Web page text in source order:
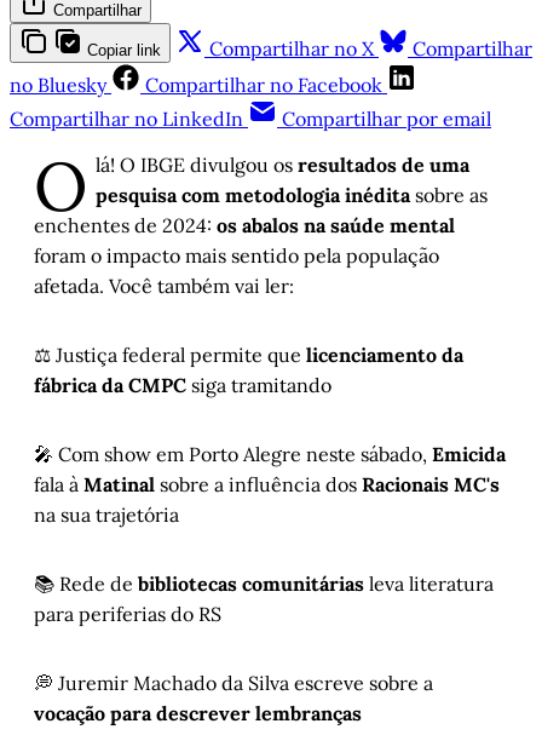
Compartilhar
Copiar link Compartilhar no X
Compartilhar
no Bluesky
Compartilhar no Facebook
Compartilhar no LinkedIn
Compartilhar por email
O lá! O IBGE divulgou os resultados de uma
pesquisa com metodologia inéditasobre as
enchentes de 2024: os abalos na saúde mental
foram o impacto mais sentido pela população
afetada. Você também vai ler:
⚖️ Justiça federal permite que licenciamento da
fábrica da CMPC siga tramitando
🎤 Com show em Porto Alegre neste sábado, Emicida
fala à Matinal sobre a influência dos Racionais MC's
na sua trajetória
📚 Rede de bibliotecas comunitárias leva literatura
para periferias do RS
💭 Juremir Machado da Silva escreve sobre a
vocação para descrever lembranças